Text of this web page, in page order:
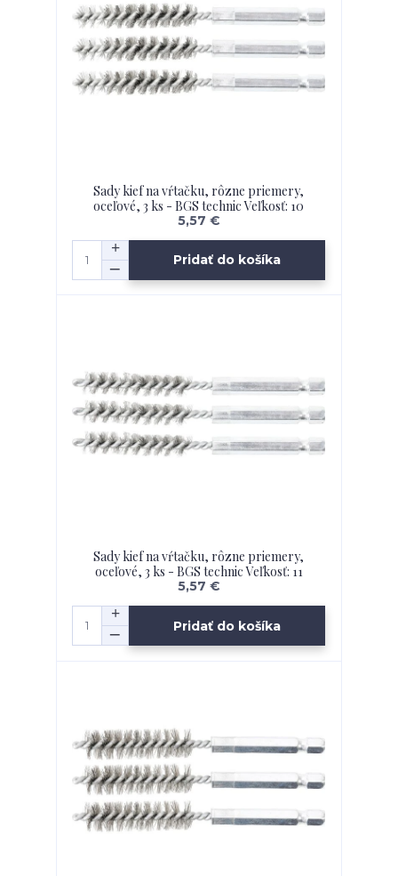
Sady kief na vŕtačku, rôzne priemery,
oceľové, 3 ks - BGS technic Veľkosť: 10
5,57 €
Pridať do košíka
Sady kief na vŕtačku, rôzne priemery,
oceľové, 3 ks - BGS technic Veľkosť: 11
5,57 €
Pridať do košíka